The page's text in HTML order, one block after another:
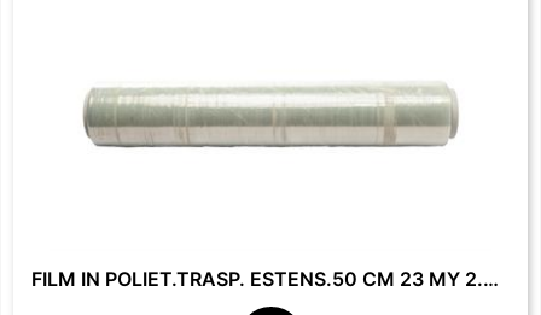
FILM IN POLIET.TRASP. ESTENS.50 CM 23 MY 2.2 KG **